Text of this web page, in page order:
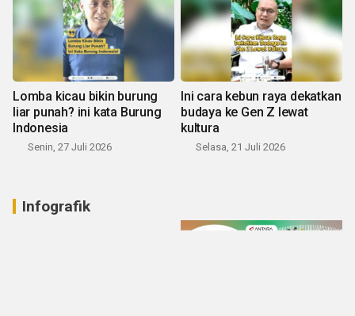
Lomba kicau bikin burung
liar punah? ini kata Burung
Indonesia
Senin, 27 Juli 2026
Ini cara kebun raya dekatkan
budaya ke Gen Z lewat
kultura
Selasa, 21 Juli 2026
Infografik